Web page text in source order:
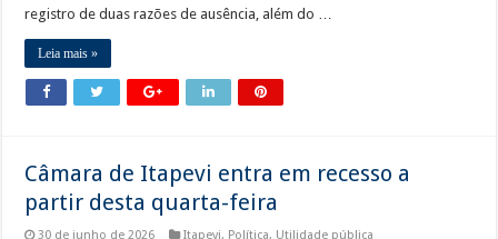
registro de duas razões de ausência, além do …
Leia mais »
Câmara de Itapevi entra em recesso a
partir desta quarta-feira
30 de junho de 2026 Itapevi, Política, Utilidade pública